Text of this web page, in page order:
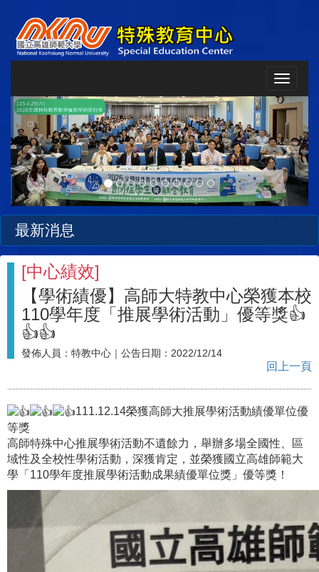
Toggle
Previous Next
最新消息
[中心績效]
【學術績優】高師大特教中心榮獲本校
110學年度「推展學術活動」優等獎👍
👍👍
發佈人員： 特教中心 ｜公告日期： 2022/12/14
回上一頁
111.12.14榮獲高師大推展學術活動績優單位優
等獎
高師特殊中心推展學術活動不遺餘力，舉辦多場全國性、區
域性及全校性學術活動，深獲肯定，並榮獲國立高雄師範大
學「110學年度推展學術活動成果績優單位獎」優等獎！